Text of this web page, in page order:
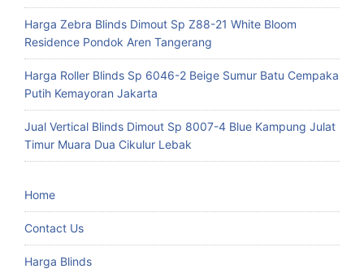
Harga Zebra Blinds Dimout Sp Z88-21 White Bloom
Residence Pondok Aren Tangerang
Harga Roller Blinds Sp 6046-2 Beige Sumur Batu Cempaka
Putih Kemayoran Jakarta
Jual Vertical Blinds Dimout Sp 8007-4 Blue Kampung Julat
Timur Muara Dua Cikulur Lebak
Home
Contact Us
Harga Blinds